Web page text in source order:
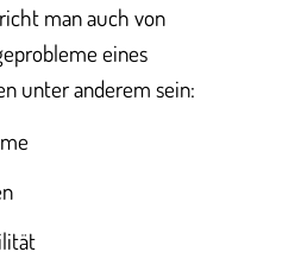
man auch von
eines
unter anderem sein: